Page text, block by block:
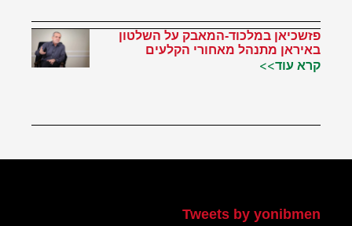
פזשכיאן במלכוד-המאבק על השלטון
באיראן מתנהל מאחורי הקלעים
קרא עוד>>
Tweets by yonibmen